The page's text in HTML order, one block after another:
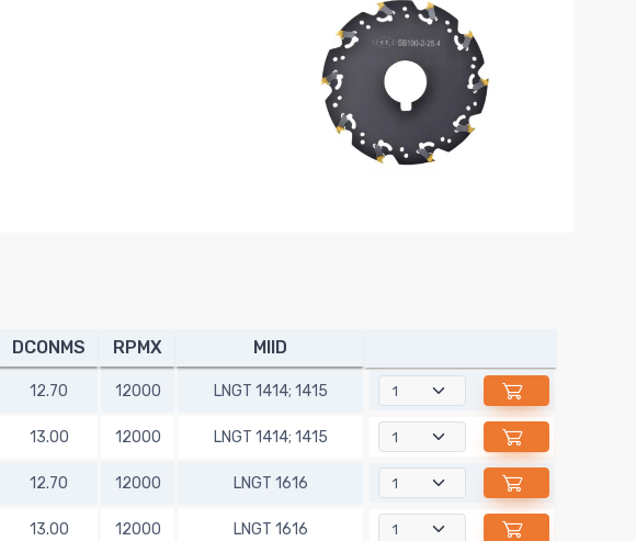
DCONMS RPMX MIID
12.70 12000 LNGT 1414; 1415
13.00 12000 LNGT 1414; 1415
12.70 12000 LNGT 1616
13.00 12000 LNGT 1616